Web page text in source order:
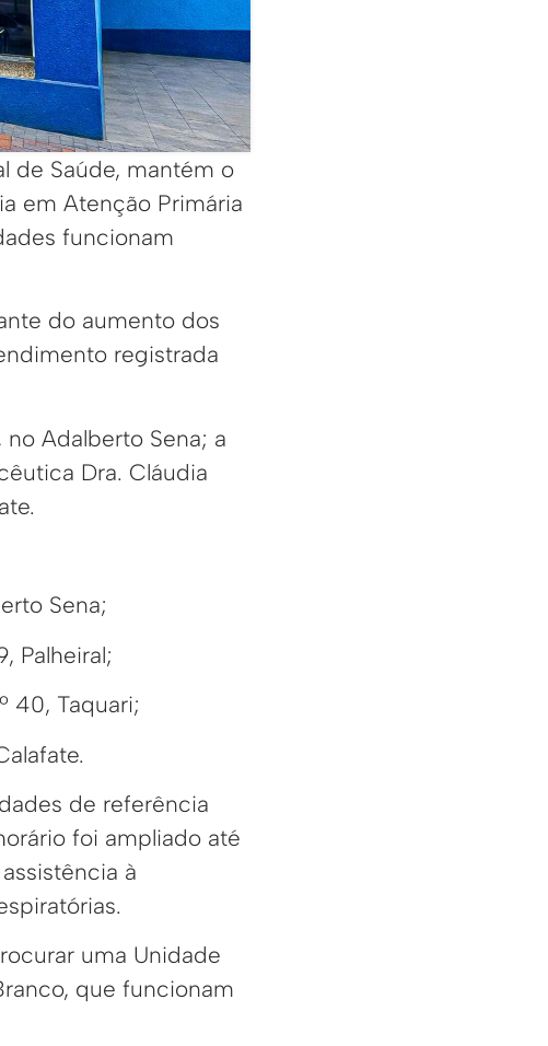
de Saúde, mantém o
em Atenção Primária
funcionam
do aumento dos
registrada
Adalberto Sena; a
Dra. Cláudia
Sena;
Palheiral;
40, Taquari;
de referência
foi ampliado até
à
uma Unidade
que funcionam